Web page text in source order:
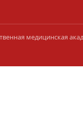
медицинская